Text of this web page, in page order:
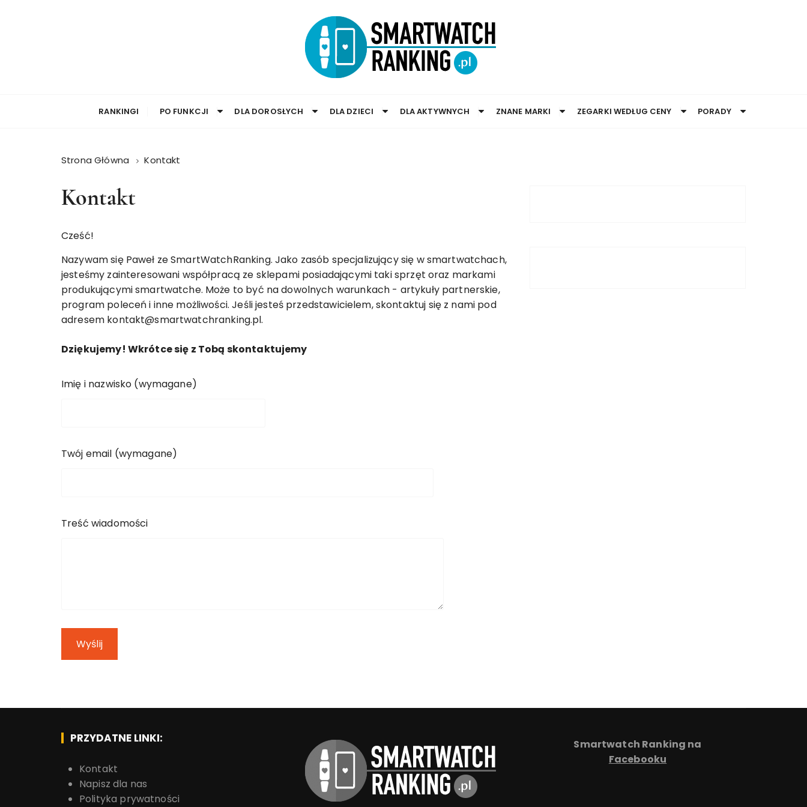
RANKINGI PO FUNKCJI DLA DOROSŁYCH DLA DZIECI DLA AKTYWNYCH ZNANE MARKI ZEGARKI WEDŁUG CENY PORADY
Strona Główna Kontakt
Kontakt
Cześć!
Nazywam się Paweł ze SmartWatchRanking. Jako zasób specjalizujący się w smartwatchach,
jesteśmy zainteresowani współpracą ze sklepami posiadającymi taki sprzęt oraz markami
produkującymi smartwatche. Może to być na dowolnych warunkach - artykuły partnerskie,
program poleceń i inne możliwości. Jeśli jesteś przedstawicielem, skontaktuj się z nami pod
adresem kontakt@smartwatchranking.pl.
Dziękujemy! Wkrótce się z Tobą skontaktujemy
Imię i nazwisko (wymagane)
Twój email (wymagane)
Treść wiadomości
Wyślij
PRZYDATNE LINKI:
Kontakt
Napisz dla nas
Polityka prywatności
Smartwatch Ranking na
Facebooku